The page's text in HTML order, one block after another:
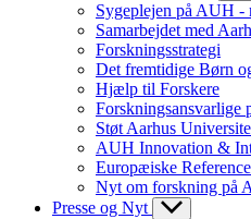
Sygeplejen på AUH -
Samarbejdet med
Forskningsstrategi
Det fremtidige Børn
Hjælp til Forskere
Forskningsansvarlige
Støt Aarhus
AUH Innovation &
Europæiske
Nyt om forskning på
Presse og Nyt